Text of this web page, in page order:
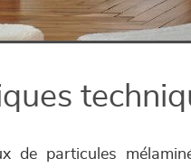
de particules